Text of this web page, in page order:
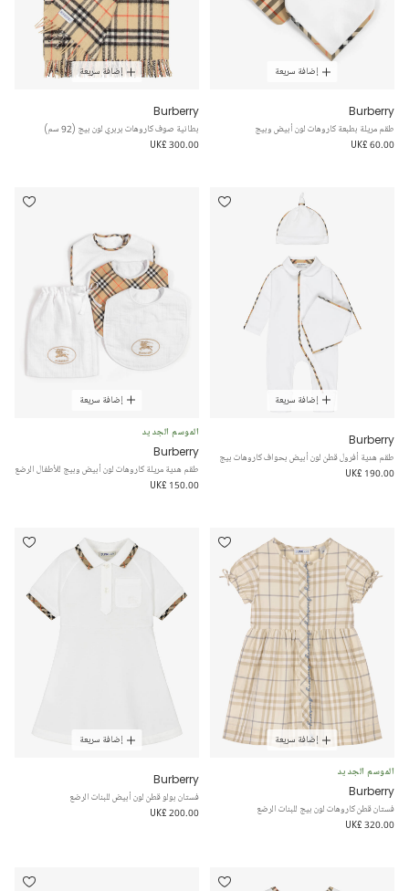
إضافة سريعة
Burberry
طقم مريلة بطبعة كاروهات لون أبيض وبيج
UK£ 60.00
إضافة سريعة
Burberry
بطانية صوف كاروهات بربري لون بيج (92 سم)
UK£ 300.00
إضافة سريعة
Burberry
طقم هدية أفرول قطن لون أبيض بحواف كاروهات بيج
UK£ 190.00
إضافة سريعة
الموسم الجديد
Burberry
طقم هدية مريلة كاروهات لون أبيض وبيج للأطفال الرضع
UK£ 150.00
إضافة سريعة
الموسم الجديد
Burberry
فستان قطن كاروهات لون بيج للبنات الرضع
UK£ 320.00
إضافة سريعة
Burberry
فستان بولو قطن لون أبيض للبنات الرضع
UK£ 200.00